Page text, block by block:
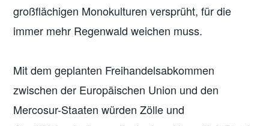
großflächigen Monokulturen versprüht, für die
immer mehr Regenwald weichen muss.
Mit dem geplanten Freihandelsabkommen
zwischen der Europäischen Union und den
Mercosur-Staaten würden Zölle und